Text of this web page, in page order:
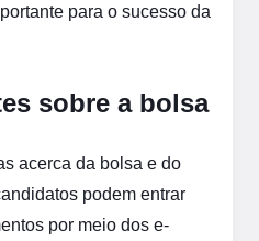
para o sucesso da
sobre a bolsa
acerca da bolsa e do
podem entrar
por meio dos e-